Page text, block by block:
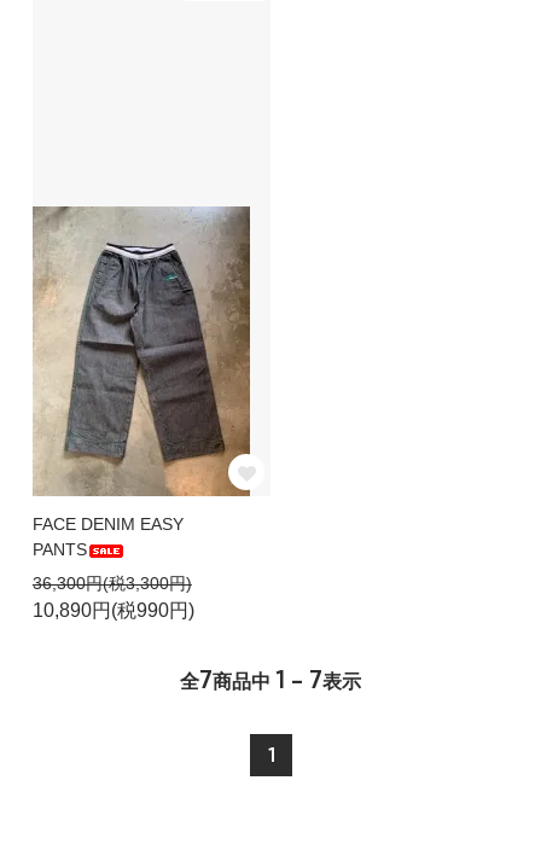
FACE DENIM EASY
PANTS
36,300円(税3,300円)
10,890円(税990円)
全7商品中 1 - 7表示
1